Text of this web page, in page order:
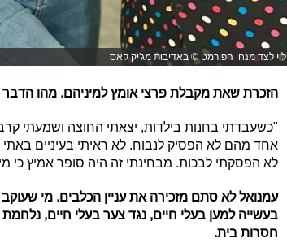
לוי לצד מנחי הפורמט © באדיבות מג'יק קאס
הזכרת שאת מקבלת פרצי אומץ למיניהם. מהו
"כשעבדתי בחנות בילדות, יצאתי החוצה ושמעתי
אחד מהם לא הפסיק לנבוח. לא ראיתי בעיניים
לא הפסקתי לבכות. מבחינתי זה היה סופר אמיץ כי
עמנואל לא סתם מזכירה את עניין הכלבים. מי
בעשייה למען בעלי חיים, נגד צער בעלי חיים,
חסרות בית.